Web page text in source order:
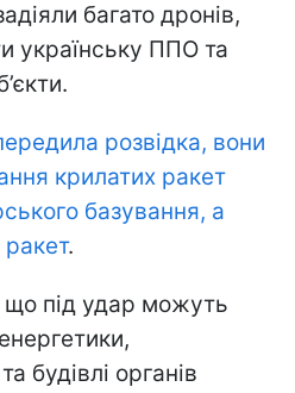
багато дронів,
українську ППО та
розвідка, вони
крилатих ракет
базування, а
.
під удар можуть
будівлі органів